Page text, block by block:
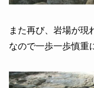
また再び、岩場が現
なので一歩一歩慎重